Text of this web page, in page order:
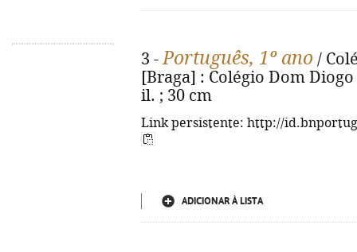
3 -Português, 1º ano /
[Braga] : Colégio Dom
il. ; 30 cm
Link persistente: http://
ADICIONAR À LISTA